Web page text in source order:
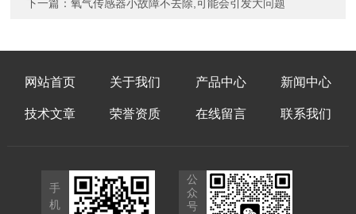
下一篇：氧气传感器小故障不去除,可能会引发大问题
网站首页 关于我们 产品中心 新闻中心
技术文章 荣誉资质 在线留言 联系我们
手
机
公
众
号